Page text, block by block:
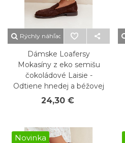
Rýchly náhľad
Dámske Loafersy
Mokasíny z eko semišu
čokoládové Laisie -
Odtiene hnedej a béžovej
24,30 €
Novinka